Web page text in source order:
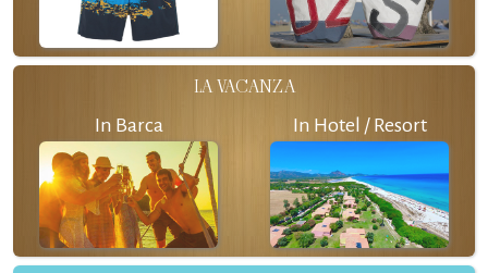
LA VACANZA
In Barca In Hotel / Resort